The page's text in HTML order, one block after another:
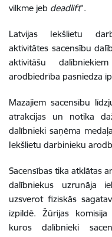
vilkme jeb deadlift”.
Latvijas Iekšlietu
aktivitātes sacensību
aktivitāšu
arodbiedrība pasniedza
Mazajiem sacensību
atrakcijas un notika
dalībnieki saņēma
Iekšlietu darbinieku
Sacensības tika atklātas
dalībniekus uzrunāja
uzsverot fiziskās
izpildē. Žūrijas
kuros dalībnieki